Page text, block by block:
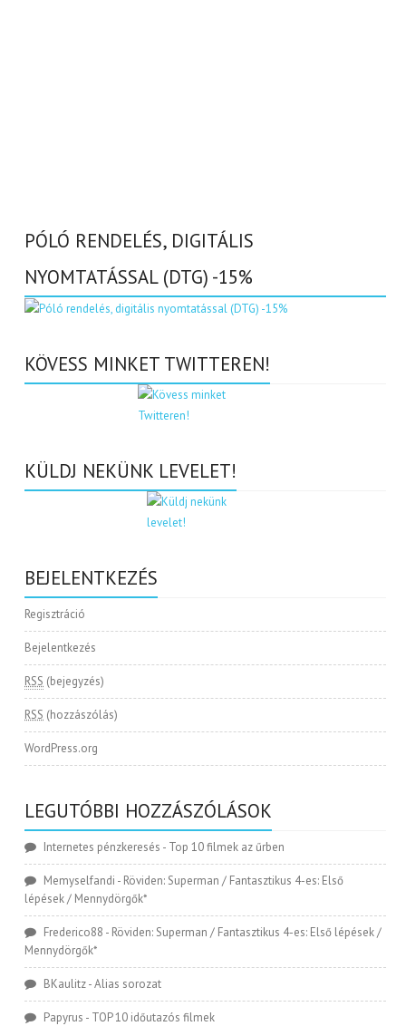
PÓLÓ RENDELÉS, DIGITÁLIS
NYOMTATÁSSAL (DTG) -15%
KÖVESS MINKET TWITTEREN!
KÜLDJ NEKÜNK LEVELET!
BEJELENTKEZÉS
Regisztráció
Bejelentkezés
RSS (bejegyzés)
RSS (hozzászólás)
WordPress.org
LEGUTÓBBI HOZZÁSZÓLÁSOK
Internetes pénzkeresés - Top 10 filmek az űrben
Memyselfandi - Röviden: Superman / Fantasztikus 4-es: Első
lépések / Mennydörgők*
Frederico88 - Röviden: Superman / Fantasztikus 4-es: Első lépések /
Mennydörgők*
BKaulitz-Alias sorozat
Papyrus - TOP 10 időutazós filmek